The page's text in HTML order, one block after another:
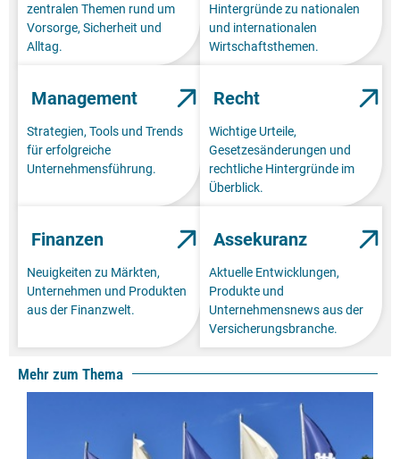
zentralen Themen rund um
Vorsorge, Sicherheit und
Alltag.
Hintergründe zu nationalen
und internationalen
Wirtschaftsthemen.
Management
Strategien, Tools und Trends
für erfolgreiche
Unternehmensführung.
Recht
Wichtige Urteile,
Gesetzesänderungen und
rechtliche Hintergründe im
Überblick.
Finanzen
Neuigkeiten zu Märkten,
Unternehmen und Produkten
aus der Finanzwelt.
Assekuranz
Aktuelle Entwicklungen,
Produkte und
Unternehmensnews aus der
Versicherungsbranche.
Mehr zum Thema